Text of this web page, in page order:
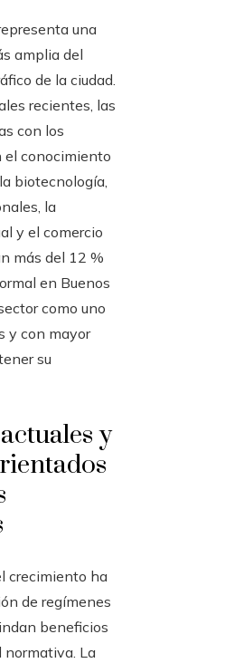
una
amplia del
de la ciudad.
recientes, las
con los
el conocimiento
biotecnología,
la
y el comercio
más del 12 %
en Buenos
como uno
y con mayor
su
y
crecimiento ha
de regímenes
beneficios
normativa. La